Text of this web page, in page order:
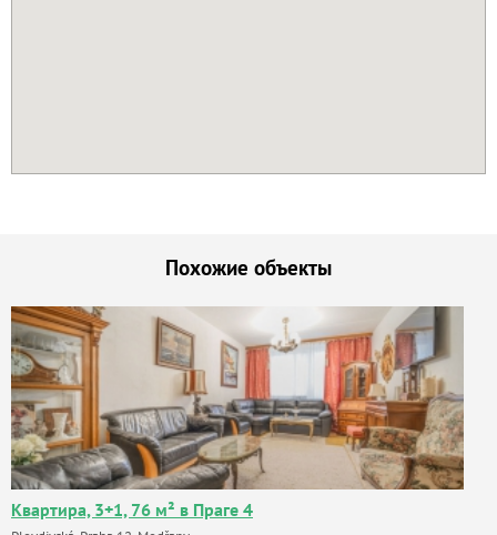
Похожие объекты
Квартира, 3+1, 76 м² в Праге 4